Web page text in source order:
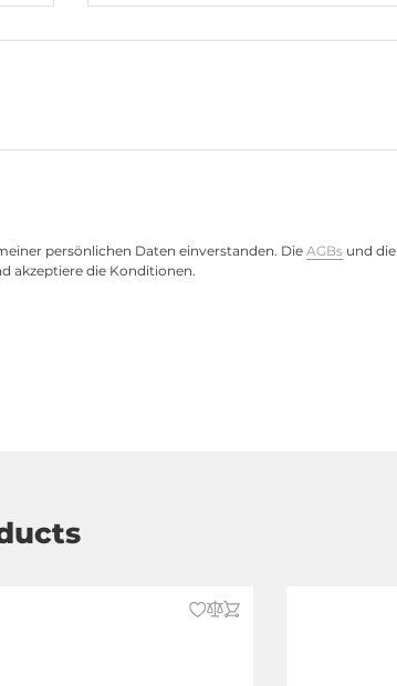
persönlichen Daten einverstanden. Die AGBs und die
akzeptiere die Konditionen.